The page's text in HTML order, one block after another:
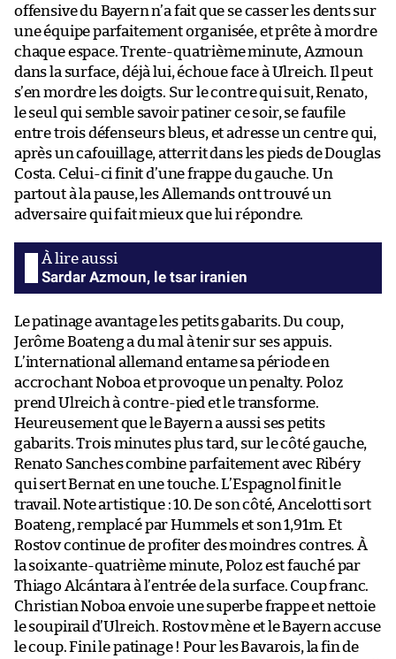
offensive du Bayern n’a fait que se casser les dents sur
une équipe parfaitement organisée, et prête à mordre
chaque espace. Trente-quatrième minute, Azmoun
dans la surface, déjà lui, échoue face à Ulreich. Il peut
s’en mordre les doigts. Sur le contre qui suit, Renato,
le seul qui semble savoir patiner ce soir, se faufile
entre trois défenseurs bleus, et adresse un centre qui,
après un cafouillage, atterrit dans les pieds de Douglas
Costa. Celui-ci finit d’une frappe du gauche. Un
partout à la pause, les Allemands ont trouvé un
adversaire qui fait mieux que lui répondre.
Sardar Azmoun, le tsar iranien
Le patinage avantage les petits gabarits. Du coup,
Jerôme Boateng a du mal à tenir sur ses appuis.
L’international allemand entame sa période en
accrochant Noboa et provoque un penalty. Poloz
prend Ulreich à contre-pied et le transforme.
Heureusement que le Bayern a aussi ses petits
gabarits. Trois minutes plus tard, sur le côté gauche,
Renato Sanches combine parfaitement avec Ribéry
qui sert Bernat en une touche. L’Espagnol finit le
travail. Note artistique : 10. De son côté, Ancelotti sort
Boateng, remplacé par Hummels et son 1,91m. Et
Rostov continue de profiter des moindres contres. À
la soixante-quatrième minute, Poloz est fauché par
Thiago Alcántara à l’entrée de la surface. Coup franc.
Christian Noboa envoie une superbe frappe et nettoie
le soupirail d’Ulreich. Rostov mène et le Bayern accuse
le coup. Fini le patinage ! Pour les Bavarois, la fin de